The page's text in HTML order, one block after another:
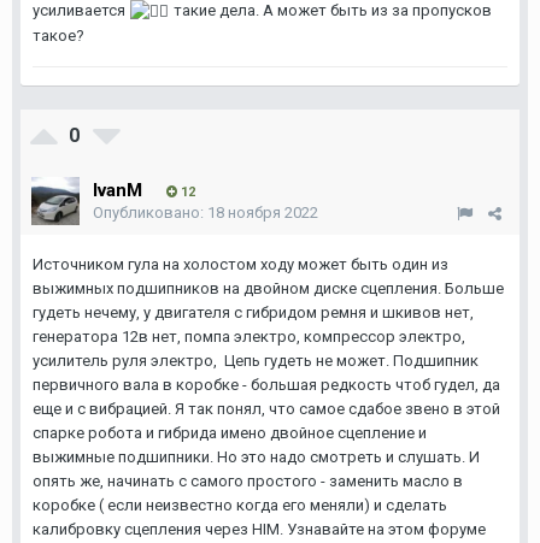
усиливается
такие дела. А может быть из за пропусков
такое?
0
IvanM 12
Опубликовано: 18 ноября 2022
Источником гула на холостом ходу может быть один из
выжимных подшипников на двойном диске сцепления. Больше
гудеть нечему, у двигателя с гибридом ремня и шкивов нет,
генератора 12в нет, помпа электро, компрессор электро,
усилитель руля электро, Цепь гудеть не может. Подшипник
первичного вала в коробке - большая редкость чтоб гудел, да
еще и с вибрацией. Я так понял, что самое сдабое звено в этой
спарке робота и гибрида имено двойное сцепление и
выжимные подшипники. Но это надо смотреть и слушать. И
опять же, начинать с самого простого - заменить масло в
коробке ( если неизвестно когда его меняли) и сделать
калибровку сцепления через HIM. Узнавайте на этом форуме